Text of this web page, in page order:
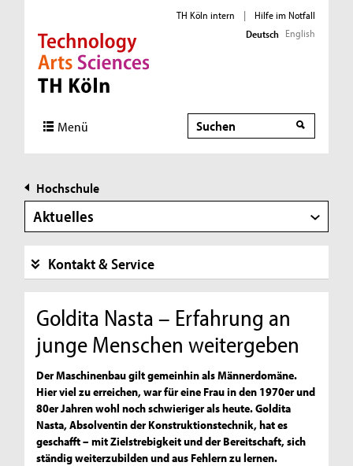
Direkt zur Hauptnavigation
Direkt zur Subnavigation
Direkt zum Inhalt
Direkt zum Fußbereich
TH Köln intern |
Hilfe im Notfall
Deutsch English
Menü Suche
Hochschule
Aktuelles
Kontakt & Service
Goldita Nasta – Erfahrung an
junge Menschen weitergeben
Der Maschinenbau gilt gemeinhin als Männerdomäne.
Hier viel zu erreichen, war für eine Frau in den 1970er und
80er Jahren wohl noch schwieriger als heute. Goldita
Nasta, Absolventin der Konstruktionstechnik, hat es
geschafft – mit Zielstrebigkeit und der Bereitschaft, sich
ständig weiterzubilden und aus Fehlern zu lernen.